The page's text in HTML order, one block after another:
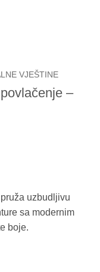
VJEŠTINE
–
uzbudljivu
sa modernim
boje.